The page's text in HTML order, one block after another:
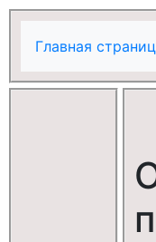
Главная